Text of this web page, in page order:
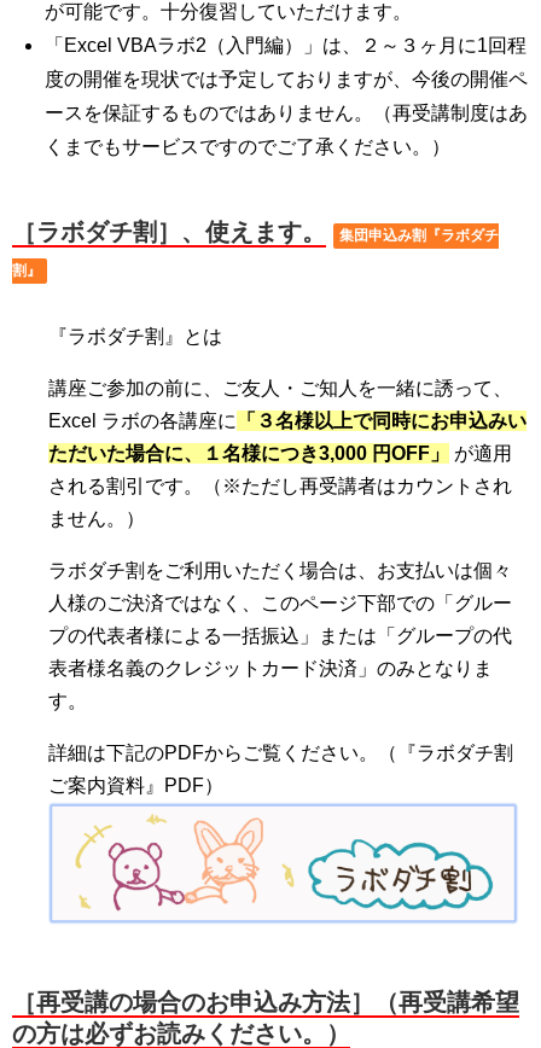
が可能です。十分復習していただけます。
「Excel VBAラボ2（入門編）」は、２～３ヶ月に1回程
度の開催を現状では予定しておりますが、今後の開催ペ
ースを保証するものではありません。（再受講制度はあ
くまでもサービスですのでご了承ください。）
［ラボダチ割］、使えます。 集団申込み割『ラボダチ
割』
『ラボダチ割』とは
講座ご参加の前に、ご友人・ご知人を一緒に誘って、
Excel ラボの各講座に
「３名様以上で同時にお申込みい
ただいた場合に、１名様につき3,000 円OFF」
が適用
される割引です。（※ただし再受講者はカウントされ
ません。）
ラボダチ割をご利用いただく場合は、お支払いは個々
人様のご決済ではなく、このページ下部での「グルー
プの代表者様による一括振込」または「グループの代
表者様名義のクレジットカード決済」のみとなりま
す。
詳細は下記のPDFからご覧ください。（『ラボダチ割
ご案内資料』PDF）
［再受講の場合のお申込み方法］（再受講希望
の方は必ずお読みください。）